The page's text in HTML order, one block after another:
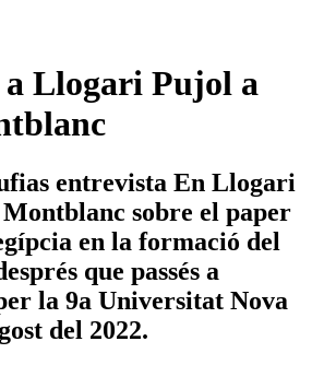
Llogari Pujol a
entrevista En Llogari
sobre el paper
en la formació del
que passés a
la 9a Universitat Nova
del 2022.